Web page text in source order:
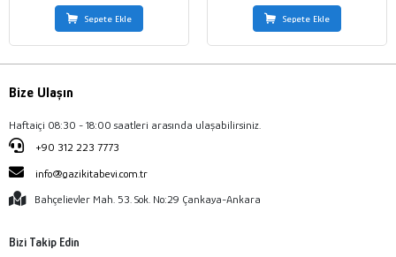
Sepete Ekle Sepete Ekle
Bize Ulaşın
Haftaiçi 08:30 - 18:00 saatleri arasında ulaşabilirsiniz.
+90 312 223 7773
info@gazikitabevi.com.tr
Bahçelievler Mah. 53. Sok. No:29 Çankaya-Ankara
Bizi Takip Edin